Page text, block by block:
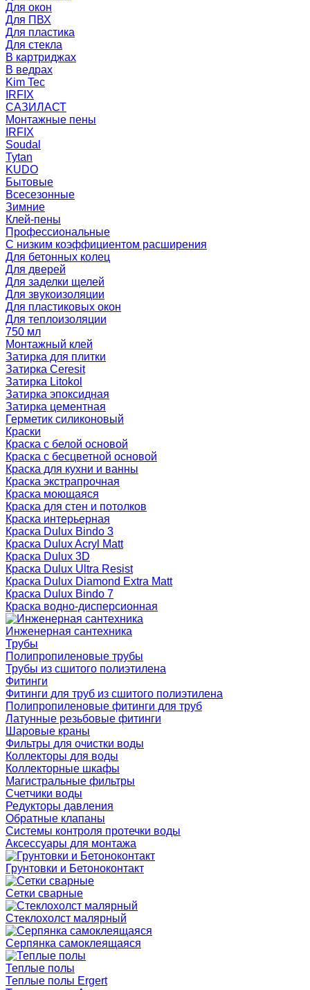
Для окон
Для ПВХ
Для пластика
Для стекла
В картриджах
В ведрах
Kim Tec
IRFIX
САЗИЛАСТ
Монтажные пены
IRFIX
Soudal
Tytan
KUDO
Бытовые
Всесезонные
Зимние
Клей-пены
Профессиональные
С низким коэффициентом расширения
Для бетонных колец
Для дверей
Для заделки щелей
Для звукоизоляции
Для пластиковых окон
Для теплоизоляции
750 мл
Монтажный клей
Затирка для плитки
Затирка Ceresit
Затирка Litokol
Затирка эпоксидная
Затирка цементная
Герметик силиконовый
Краски
Краска с белой основой
Краска с бесцветной основой
Краска для кухни и ванны
Краска экстрапрочная
Краска моющаяся
Краска для стен и потолков
Краска интерьерная
Краска Dulux Bindo 3
Краска Dulux Acryl Matt
Краска Dulux 3D
Краска Dulux Ultra Resist
Краска Dulux Diamond Extra Matt
Краска Dulux Bindo 7
Краска водно-дисперсионная
Инженерная сантехника
Трубы
Полипропиленовые трубы
Трубы из сшитого полиэтилена
Фитинги
Фитинги для труб из сшитого полиэтилена
Полипропиленовые фитинги для труб
Латунные резьбовые фитинги
Шаровые краны
Фильтры для очистки воды
Коллекторы для воды
Коллекторные шкафы
Магистральные фильтры
Счетчики воды
Редукторы давления
Обратные клапаны
Системы контроля протечки воды
Аксессуары для монтажа
Грунтовки и Бетоноконтакт
Сетки сварные
Cтеклохолст малярный
Серпянка самоклеящаяся
Теплые полы
Теплые полы Ergert